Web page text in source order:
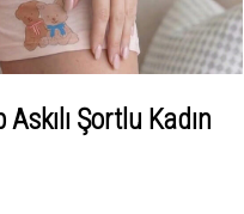
Şortlu Kadın